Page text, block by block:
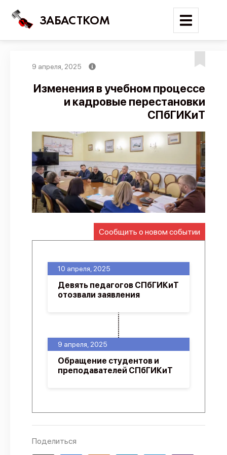
ЗАБАСТКОМ
Поиск
Карта событий
Трудовые конфликты
Отчеты
Предложить публикацию
Справочник
API
О проекте
9 апреля, 2025
Изменения в учебном процессе
и кадровые перестановки
СПбГИКиТ
Сообщить о новом событии
9 апреля, 2025
Обращение студентов и
преподавателей СПбГИКиТ
10 апреля, 2025
Девять педагогов СПбГИКиТ
отозвали заявления
Поделиться